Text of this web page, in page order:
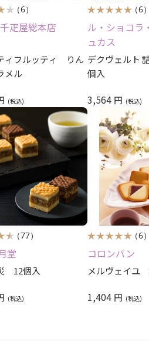
（6）
疋屋総本店
ィフルッティ りん
メル
（6）
ル・ショコラ
ュカス
デクヴェルト
個入
3,564 円
（77）
堂
12個入
（6）
コロンバン
メルヴェイユ
1,404 円